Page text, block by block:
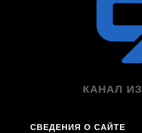
КАНАЛ
СВЕДЕНИЯ О САЙТЕ